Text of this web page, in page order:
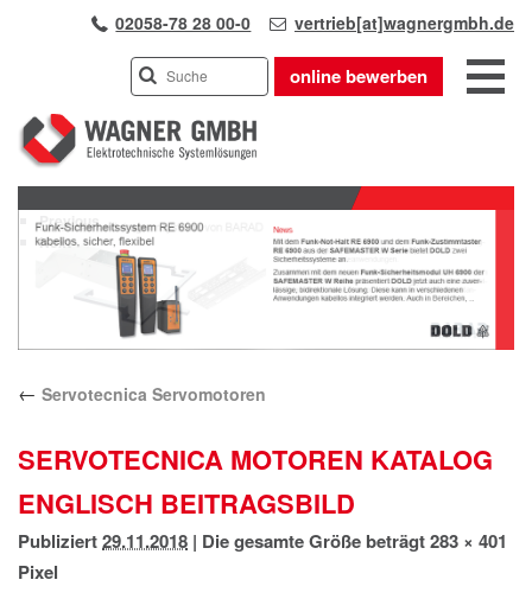
02058-78 28 00-0 vertrieb[at]wagnergmbh.de
online bewerben
INDUSTRIEVERTRETUNG
UNSER TEAM
WIR ÜBER UNS
KARRIERE
PRODUKTE
APPLIKATIONEN
KONTAKT
ANFAHRT
IMPRESSUM
DATENSCHUTZ
Previous
Next
← Servotecnica Servomotoren
SERVOTECNICA MOTOREN KATALOG
ENGLISCH BEITRAGSBILD
Publiziert29.11.2018 | Die gesamte Größe beträgt283 × 401
Pixel